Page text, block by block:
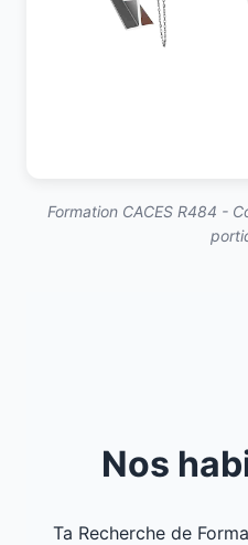
Formation CACES R484 -
Nos
Ta Recherche de